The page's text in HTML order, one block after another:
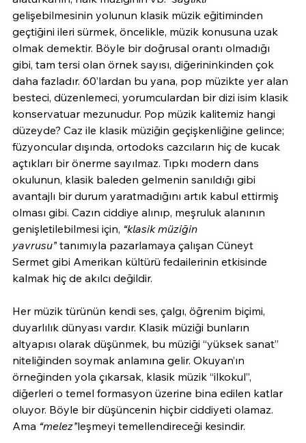
gelişebilmesinin yolunun klasik müzik eğitiminden
geçtiğini ileri sürmek, öncelikle, müzik konusuna uzak
olmak demektir. Böyle bir doğrusal orantı olmadığı
gibi, tam tersi olan örnek sayısı, diğerininkinden çok
daha fazladır. 60’lardan bu yana, pop müzikte yer alan
besteci, düzenlemeci, yorumculardan bir dizi isim klasik
konservatuar mezunudur. Pop müzik kalitemiz hangi
düzeyde? Caz ile klasik müziğin geçişkenliğine gelince;
füzyoncular dışında, ortodoks cazcıların hiç de kucak
açtıkları bir önerme sayılmaz. Tıpkı modern dans
okulunun, klasik baleden gelmenin sanıldığı gibi
avantajlı bir durum yaratmadığını artık kabul ettirmiş
olması gibi. Cazın ciddiye alınıp, meşruluk alanının
genişletilebilmesi için, “klasik müziğin
yavrusu” tanımıyla pazarlamaya çalışan Cüneyt
Sermet gibi Amerikan kültürü fedailerinin etkisinde
kalmak hiç de akılcı değildir.
Her müzik türünün kendi ses, çalgı, öğrenim biçimi,
duyarlılık dünyası vardır. Klasik müziği bunların
altyapısı olarak düşünmek, bu müziği “yüksek sanat”
niteliğinden soymak anlamına gelir. Okuyan’ın
örneğinden yola çıkarsak, klasik müzik “ilkokul”,
diğerleri o temel formasyon üzerine bina edilen katlar
oluyor. Böyle bir düşüncenin hiçbir ciddiyeti olamaz.
Ama “melez”leşmeyi temellendireceği kesindir.